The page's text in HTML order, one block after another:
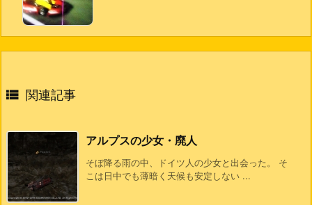
 関連記事
アルプスの少女・廃人
そぼ降る雨の中、ドイツ人の少女と出会った。 そ
こは日中でも薄暗く天候も安定しない ...